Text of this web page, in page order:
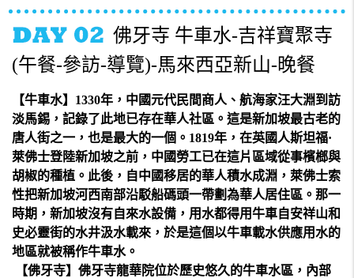
佛牙寺 牛車水-吉祥寶聚寺
(午餐-參訪-導覽)-馬來西亞新山-晚餐
【牛車水】1330年，中國元代民間商人、航海家汪大淵到訪
淡馬錫，記錄了此地已存在華人社區。這是新加坡最古老的
唐人街之一，也是最大的一個。1819年，在英國人斯坦福·
萊佛士登陸新加坡之前，中國勞工已在這片區域從事檳榔與
胡椒的種植。此後，自中國移居的華人積水成淵，萊佛士索
性把新加坡河西南部沿駁船碼頭一帶劃為華人居住區。那一
時期，新加坡沒有自來水設備，用水都得用牛車自安祥山和
史必靈街的水井汲水載來，於是這個以牛車載水供應用水的
地區就被稱作牛車水。
【佛牙寺】佛牙寺龍華院位於歷史悠久的牛車水區，內部